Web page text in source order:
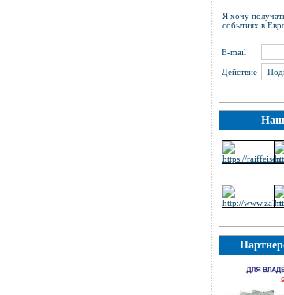
Я хочу
событиях в
E-mail
Действие